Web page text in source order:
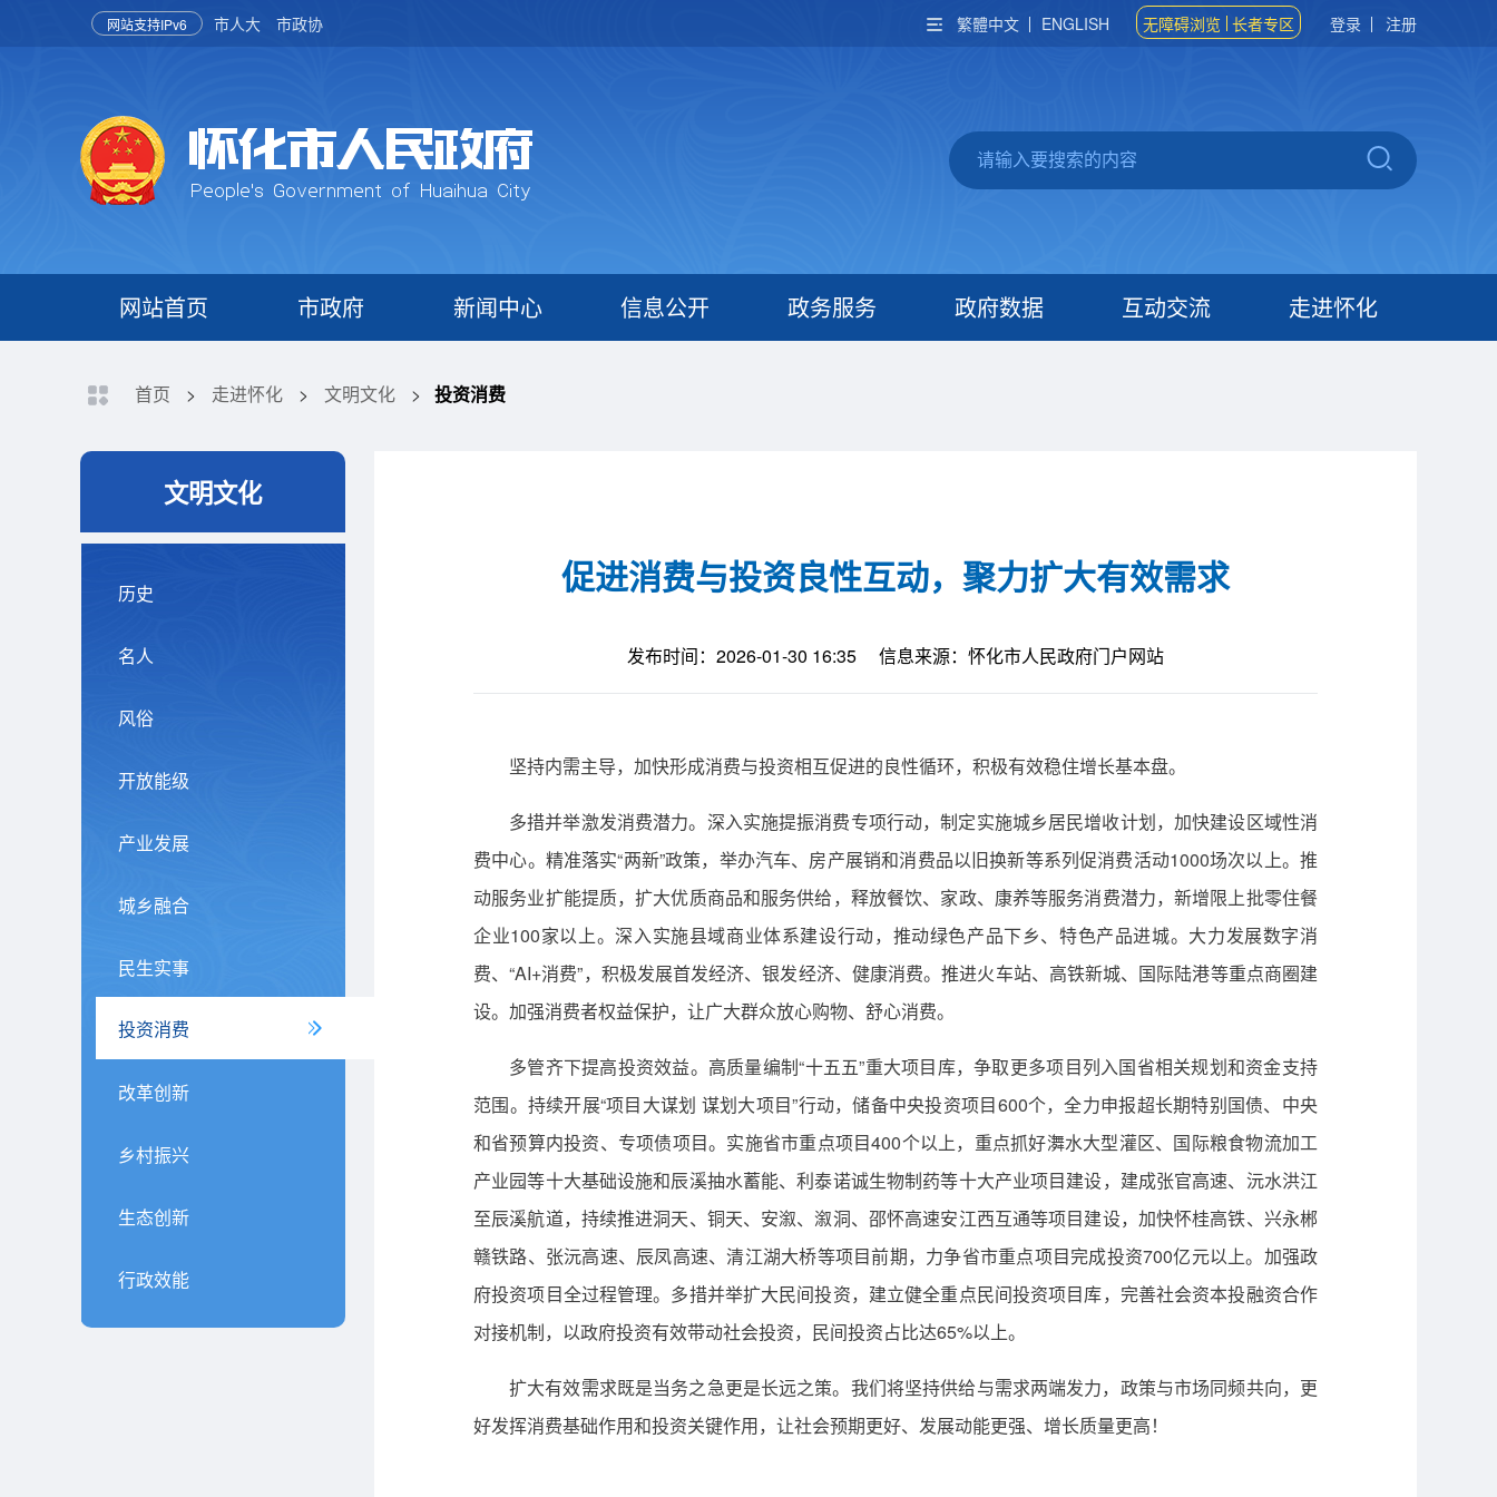
网站支持IPv6 市人大 市政协 繁體中文 ENGLISH 无障碍浏览 长者专区 登录 注册
网站首页 市政府 新闻中心 信息公开 政务服务 政府数据 互动交流 走进怀化
首页 > 走进怀化 > 文明文化 > 投资消费
文明文化
历史
名人
风俗
开放能级
产业发展
城乡融合
民生实事
投资消费
改革创新
乡村振兴
生态创新
行政效能
促进消费与投资良性互动，聚力扩大有效需求
发布时间：2026-01-30 16:35 信息来源：怀化市人民政府门户网站
坚持内需主导，加快形成消费与投资相互促进的良性循环，积极有效稳住增长基本盘。
多措并举激发消费潜力。深入实施提振消费专项行动，制定实施城乡居民增收计划，加快建设区域性消
费中心。精准落实“两新”政策，举办汽车、房产展销和消费品以旧换新等系列促消费活动1000场次以上。推
动服务业扩能提质，扩大优质商品和服务供给，释放餐饮、家政、康养等服务消费潜力，新增限上批零住餐
企业100家以上。深入实施县域商业体系建设行动，推动绿色产品下乡、特色产品进城。大力发展数字消
费、“AI+消费”，积极发展首发经济、银发经济、健康消费。推进火车站、高铁新城、国际陆港等重点商圈建
设。加强消费者权益保护，让广大群众放心购物、舒心消费。
多管齐下提高投资效益。高质量编制“十五五”重大项目库，争取更多项目列入国省相关规划和资金支持
范围。持续开展“项目大谋划 谋划大项目”行动，储备中央投资项目600个，全力申报超长期特别国债、中央
和省预算内投资、专项债项目。实施省市重点项目400个以上，重点抓好㵲水大型灌区、国际粮食物流加工
产业园等十大基础设施和辰溪抽水蓄能、利泰诺诚生物制药等十大产业项目建设，建成张官高速、沅水洪江
至辰溪航道，持续推进洞天、铜天、安溆、溆洞、邵怀高速安江西互通等项目建设，加快怀桂高铁、兴永郴
赣铁路、张沅高速、辰凤高速、清江湖大桥等项目前期，力争省市重点项目完成投资700亿元以上。加强政
府投资项目全过程管理。多措并举扩大民间投资，建立健全重点民间投资项目库，完善社会资本投融资合作
对接机制，以政府投资有效带动社会投资，民间投资占比达65%以上。
扩大有效需求既是当务之急更是长远之策。我们将坚持供给与需求两端发力，政策与市场同频共向，更
好发挥消费基础作用和投资关键作用，让社会预期更好、发展动能更强、增长质量更高！